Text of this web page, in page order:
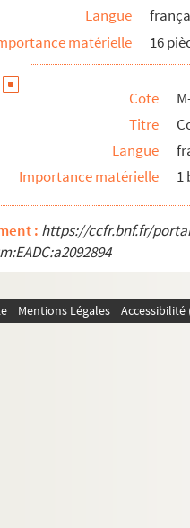
Langue
matérielle
16
Cote
Titre
Langue
Importance matérielle
1
: https://ccfr.bnf.fr/
Mentions Légales